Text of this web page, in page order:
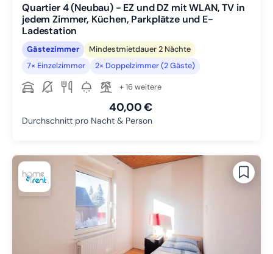
Quartier 4 (Neubau) - EZ und DZ mit WLAN, TV in
jedem Zimmer, Küchen, Parkplätze und E-
Ladestation
Gästezimmer
Mindestmietdauer 2 Nächte
7× Einzelzimmer
2× Doppelzimmer (2 Gäste)
+ 16 weitere
40,00 €
Durchschnitt pro Nacht & Person